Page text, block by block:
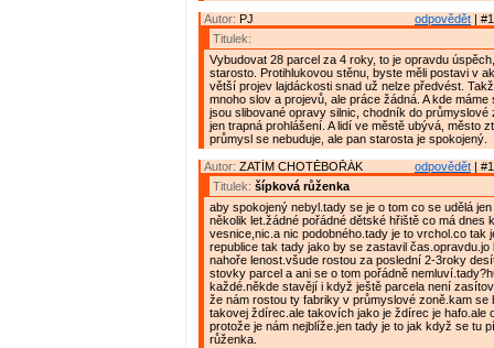
odpovědět |
Autor: PJ
Titulek:
Vybudovat 28 parcel za 4 roky, to je opravdu
starosto. Protihlukovou stěnu, byste měli postavi v
větší projev lajdáckosti snad už nelze předvést.
mnoho slov a projevů, ale práce žádná. A kde
jsou slibované opravy silnic, chodník do průmyslové
jen trapná prohlášení. A lidí ve městě ubývá, město
průmysl se nebuduje, ale pan starosta je spokojený.
odpovědět |
Autor: ZATÍM CHOTĚBOŘÁK
Titulek: šípková růženka
aby spokojený nebyl.tady se je o tom co se udělá
několik let.žádné pořádné dětské hřiště co má dnes
vesnice,nic.a nic podobného.tady je to vrchol.co tak
republice tak tady jako by se zastavil čas.opravdu.jo
nahoře lenost.všude rostou za poslední 2-3roky
stovky parcel a ani se o tom pořádně
každé.někde stavějí i když ještě parcela není
že nám rostou ty fabriky v průmyslové zoně.kam se
takovej ždírec.ale takovích jako je ždírec je hafo.ale
protože je nám nejblíže.jen tady je to jak když se tu
růženka.